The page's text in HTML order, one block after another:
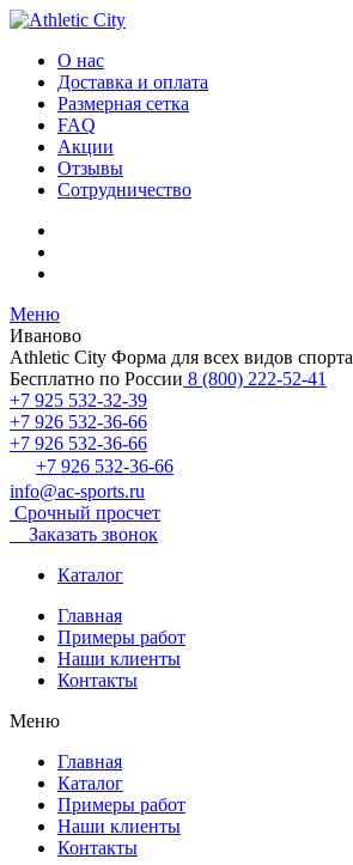
О нас
Доставка и оплата
Размерная сетка
FAQ
Акции
Отзывы
Сотрудничество
Меню
Иваново
Athletic City Форма для всех видов спорта
Бесплатно по России 8 (800) 222-52-41
+7 925 532-32-39
+7 926 532-36-66
+7 926 532-36-66
+7 926 532-36-66
info@ac-sports.ru
Срочный просчет
Заказать звонок
Каталог
Главная
Примеры работ
Наши клиенты
Контакты
Меню
Главная
Каталог
Примеры работ
Наши клиенты
Контакты